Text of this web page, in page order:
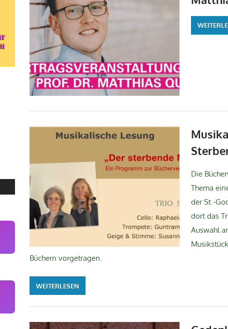
Die
Thema
der St.-
dort das
Auswahl
Büchern vorgetragen.
WEITERLESEN